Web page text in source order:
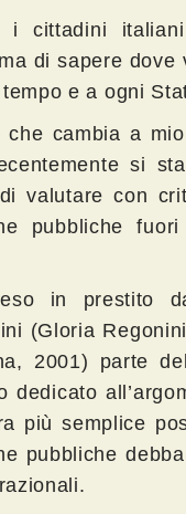
i cittadini
di sapere dove
e a ogni
che cambia a
si
di valutare con
pubbliche
in prestito
(Gloria
2001) parte
dedicato
più semplice
pubbliche